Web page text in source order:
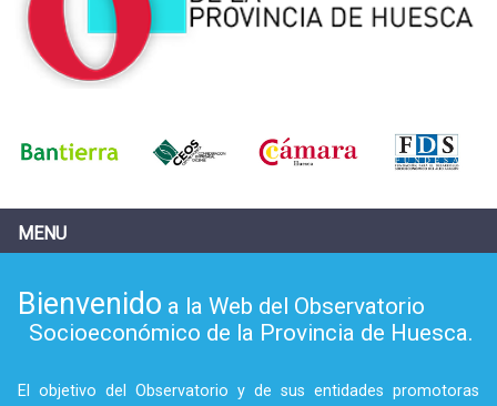
MENU
Bienvenido a la Web del Observatorio
Socioeconómico de la Provincia de Huesca.
El objetivo del Observatorio y de sus entidades promotoras